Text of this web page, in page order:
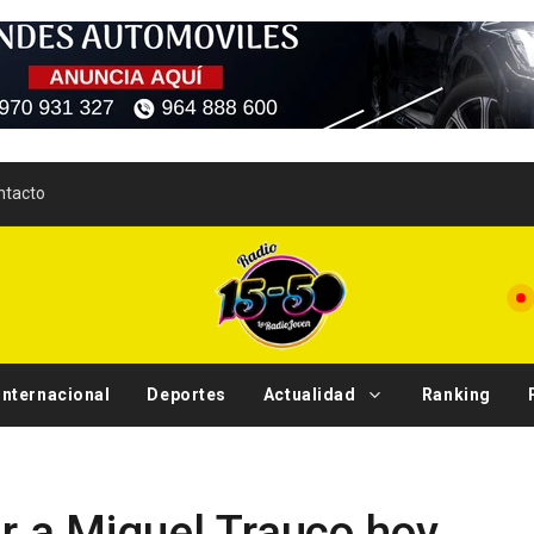
Deportes Actualidad Ranking